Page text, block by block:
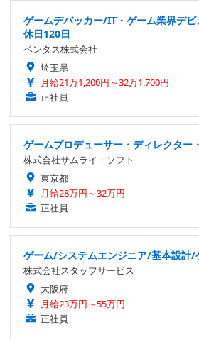
ゲームデバッカー/IT・ゲーム業界デ
休日120日
ベンタス株式会社
埼玉県
月給21万1,200円～32万1,700円
正社員
ゲームプロデューサー・ディレクター
株式会社サムライ・ソフト
東京都
月給28万円～32万円
正社員
ゲーム/システムエンジニア/基本設
株式会社スタッフサービス
大阪府
月給23万円～55万円
正社員